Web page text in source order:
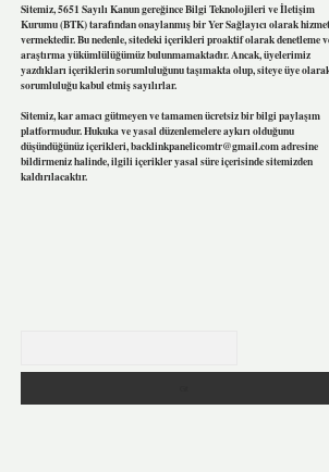
Sitemiz, 5651 Sayılı Kanun gereğince Bilgi Teknolojileri ve İletişim
Kurumu (BTK) tarafından onaylanmış bir Yer Sağlayıcı olarak hizmet
vermektedir. Bu nedenle, sitedeki içerikleri proaktif olarak denetleme
araştırma yükümlülüğümüz bulunmamaktadır. Ancak, üyelerimiz
yazdıkları içeriklerin sorumluluğunu taşımakta olup, siteye üye
sorumluluğu kabul etmiş sayılırlar.
Sitemiz, kar amacı gütmeyen ve tamamen ücretsiz bir bilgi paylaşım
platformudur. Hukuka ve yasal düzenlemelere aykırı olduğunu
düşündüğünüz içerikleri,backlinkpanelicomtr@gmail.comadresine
bildirmeniz halinde, ilgili içerikler yasal süre içerisinde sitemizden
kaldırılacaktır.